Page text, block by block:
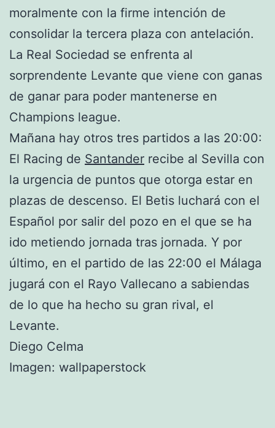
moralmente con la firme intención de
consolidar la tercera plaza con antelación.
La Real Sociedad se enfrenta al
sorprendente Levante que viene con ganas
de ganar para poder mantenerse en
Champions league.
Mañana hay otros tres partidos a las 20:00:
El Racing de Santander recibe al Sevilla con
la urgencia de puntos que otorga estar en
plazas de descenso. El Betis luchará con el
Español por salir del pozo en el que se ha
ido metiendo jornada tras jornada. Y por
último, en el partido de las 22:00 el Málaga
jugará con el Rayo Vallecano a sabiendas
de lo que ha hecho su gran rival, el
Levante.
Diego Celma
Imagen: wallpaperstock